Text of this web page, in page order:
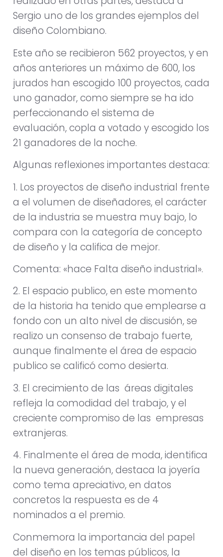
Sergio uno de los grandes ejemplos del
diseño Colombiano.
Este año se recibieron 562 proyectos, y en
años anteriores un máximo de 600, los
jurados han escogido 100 proyectos, cada
uno ganador, como siempre se ha ido
perfeccionando el sistema de
evaluación, copla a votado y escogido los
21 ganadores de la noche.
Algunas reflexiones importantes destaca:
1. Los proyectos de diseño industrial frente
a el volumen de diseñadores, el carácter
de la industria se muestra muy bajo, lo
compara con la categoría de concepto
de diseño y la califica de mejor.
Comenta: «hace Falta diseño industrial».
2. El espacio publico, en este momento
de la historia ha tenido que emplearse a
fondo con un alto nivel de discusión, se
realizo un consenso de trabajo fuerte,
aunque finalmente el área de espacio
publico se calificó como desierta.
3. El crecimiento de las áreas digitales
refleja la comodidad del trabajo, y el
creciente compromiso de las empresas
extranjeras.
4. Finalmente el área de moda, identifica
la nueva generación, destaca la joyería
como tema apreciativo, en datos
concretos la respuesta es de 4
nominados a el premio.
Conmemora la importancia del papel
del diseño en los temas públicos, la